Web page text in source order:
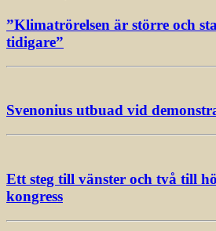
”Klimatrörelsen är större och
tidigare”
Svenonius utbuad vid
Ett steg till vänster och två till
kongress